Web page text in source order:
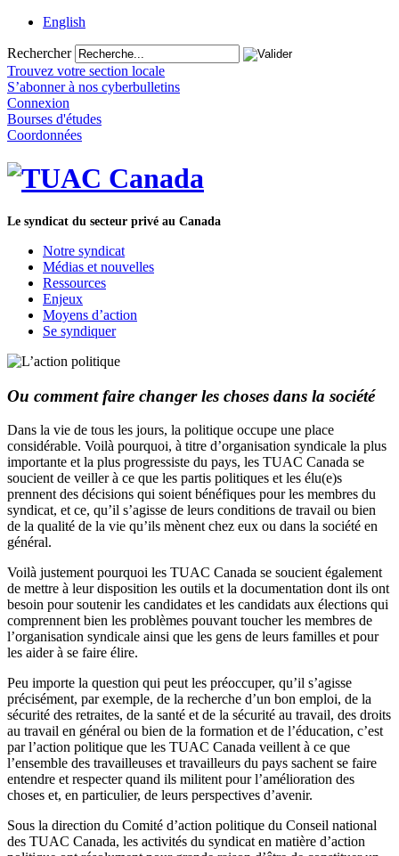
English
Rechercher
Trouvez votre section locale
S’abonner à nos cyberbulletins
Connexion
Bourses d'études
Coordonnées
Le syndicat du secteur privé au Canada
Notre syndicat
Médias et nouvelles
Ressources
Enjeux
Moyens d’action
Se syndiquer
Ou comment faire changer les choses dans la société
Dans la vie de tous les jours, la politique occupe une place
considérable. Voilà pourquoi, à titre d’organisation syndicale la plus
importante et la plus progressiste du pays, les TUAC Canada se
soucient de veiller à ce que les partis politiques et les élu(e)s
prennent des décisions qui soient bénéfiques pour les membres du
syndicat, et ce, qu’il s’agisse de leurs conditions de travail ou bien
de la qualité de la vie qu’ils mènent chez eux ou dans la société en
général.
Voilà justement pourquoi les TUAC Canada se soucient également
de mettre à leur disposition les outils et la documentation dont ils ont
besoin pour soutenir les candidates et les candidats aux élections qui
comprennent bien les problèmes pouvant toucher les membres de
l’organisation syndicale ainsi que les gens de leurs familles et pour
les aider à se faire élire.
Peu importe la question qui peut les préoccuper, qu’il s’agisse
précisément, par exemple, de la recherche d’un bon emploi, de la
sécurité des retraites, de la santé et de la sécurité au travail, des droits
au travail en général ou bien de la formation et de l’éducation, c’est
par l’action politique que les TUAC Canada veillent à ce que
l’ensemble des travailleuses et travailleurs du pays sachent se faire
entendre et respecter quand ils militent pour l’amélioration des
choses et, en particulier, de leurs perspectives d’avenir.
Sous la direction du Comité d’action politique du Conseil national
des TUAC Canada, les activités du syndicat en matière d’action